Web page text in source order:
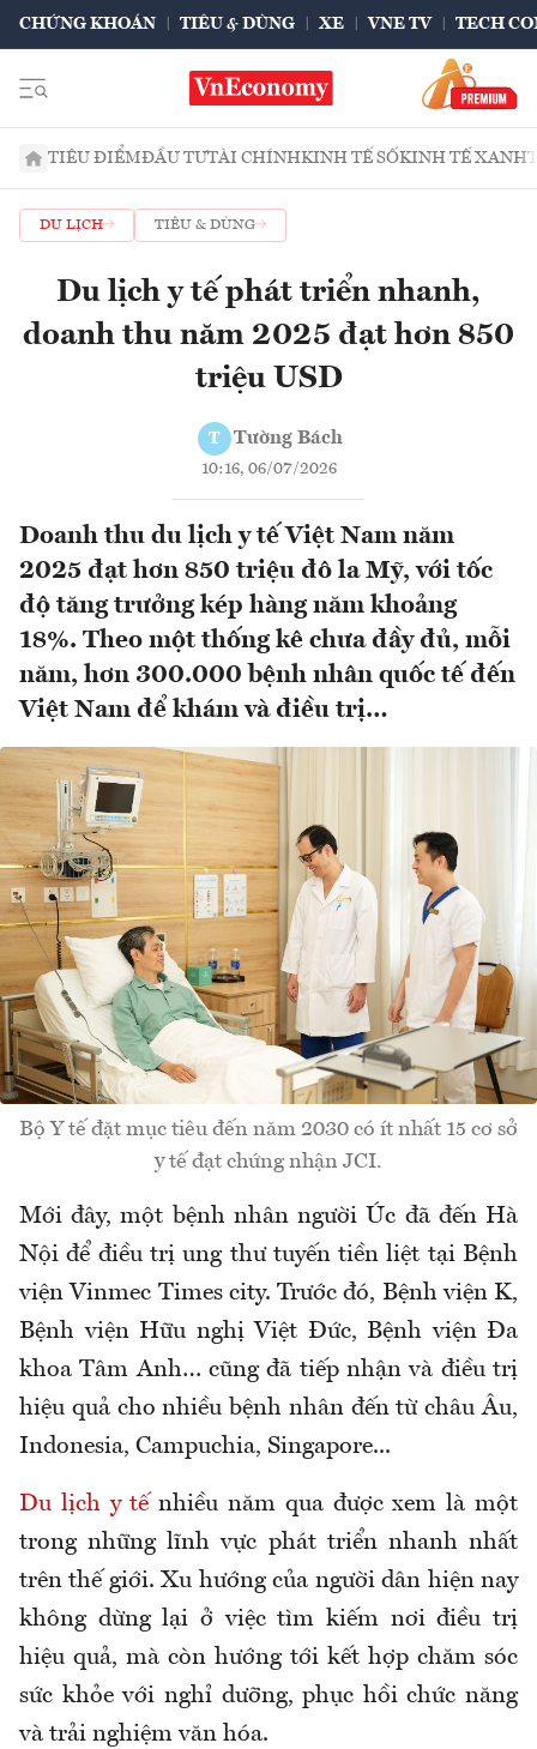
CHỨNG KHOÁN TIÊU & DÙNG XE VNE TV TECH
TIÊU ĐIỂMĐẦU TƯTÀI CHÍNHKINH TẾ SỐKINH TẾ XANH
DU LỊCH TIÊU & DÙNG
Du lịch y tế phát triển nhanh,
doanh thu năm 2025 đạt hơn 850
triệu USD
T Tường Bách
10:16, 06/07/2026
Doanh thu du lịch y tế Việt Nam năm
2025 đạt hơn 850 triệu đô la Mỹ, với tốc
độ tăng trưởng kép hàng năm khoảng
18%. Theo một thống kê chưa đầy đủ, mỗi
năm, hơn 300.000 bệnh nhân quốc tế đến
Việt Nam để khám và điều trị…
Bộ Y tế đặt mục tiêu đến năm 2030 có ít nhất 15 cơ sở
y tế đạt chứng nhận JCI.
Mới đây, một bệnh nhân người Úc đã đến Hà
Nội để điều trị ung thư tuyến tiền liệt tại Bệnh
viện Vinmec Times city. Trước đó, Bệnh viện K,
Bệnh viện Hữu nghị Việt Đức, Bệnh viện Đa
khoa Tâm Anh… cũng đã tiếp nhận và điều trị
hiệu quả cho nhiều bệnh nhân đến từ châu Âu,
Indonesia, Campuchia, Singapore...
Du lịch y tế nhiều năm qua được xem là một
trong những lĩnh vực phát triển nhanh nhất
trên thế giới. Xu hướng của người dân hiện nay
không dừng lại ở việc tìm kiếm nơi điều trị
hiệu quả, mà còn hướng tới kết hợp chăm sóc
sức khỏe với nghỉ dưỡng, phục hồi chức năng
và trải nghiệm văn hóa.